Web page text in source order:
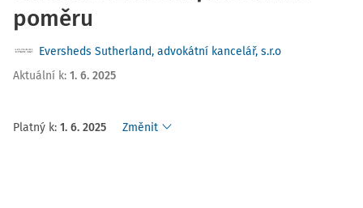
poměru
Eversheds Sutherland, advokátní kancelář, s.r.o
Aktuální k: 1. 6. 2025
Platný k: 1. 6. 2025 Změnit